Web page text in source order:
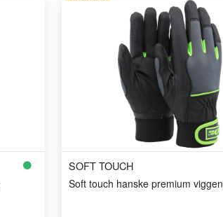
SOFT TOUCH
Soft touch hanske premium viggen